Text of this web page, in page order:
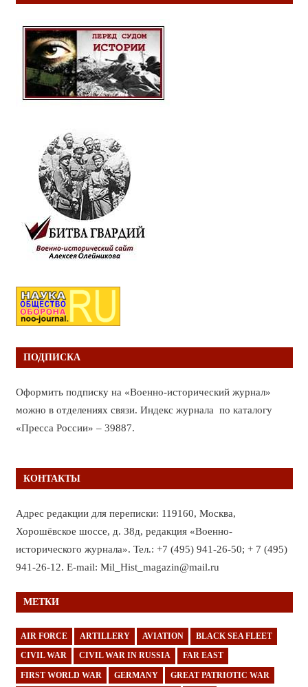
ПОДПИСКА
Оформить подписку на «Военно-исторический журнал»
можно в отделениях связи. Индекс журнала по каталогу
«Пресса России» – 39887.
КОНТАКТЫ
Адрес редакции для переписки: 119160, Москва,
Хорошёвское шоссе, д. 38д, редакция «Военно-
исторического журнала». Тел.: +7 (495) 941-26-50; + 7 (495)
941-26-12. E-mail: Mil_Hist_magazin@mail.ru
МЕТКИ
AIR FORCE ARTILLERY AVIATION BLACK SEA FLEET
CIVIL WAR CIVIL WAR IN RUSSIA FAR EAST
FIRST WORLD WAR GERMANY GREAT PATRIOTIC WAR